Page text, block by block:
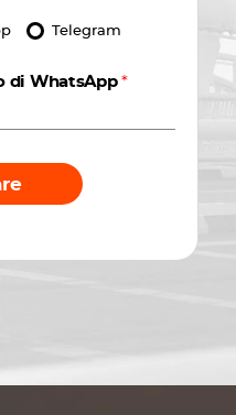
Telegram
di WhatsApp*